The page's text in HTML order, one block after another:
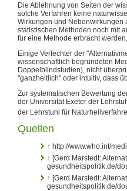
Die Ablehnung von Seiten der
solche Verfahren keine
Wirkungen und Nebenwirkungen
statistischen Methoden noch mit
für eine Methode erbracht
Einige Verfechter der
wissenschaftlich begründeten
Doppelblindstudien), nicht
"ganzheitlich" oder intuitiv, dass
Zur systematischen Bewertung
der Universität Exeter der
der Lehrstuhl für
Quellen
↑ http://www.who.int/
↑ [Gerd Marstedt:
gesundheitspolitik.de/
↑ [Gerd Marstedt:
gesundheitspolitik.de/